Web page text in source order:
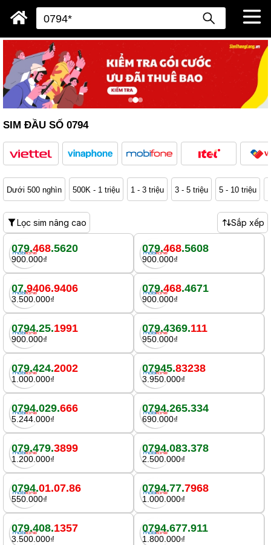
SIM ĐẦU SỐ 0794
Dưới 500 nghìn 500K - 1 triệu 1 - 3 triệu 3 - 5 triệu 5 - 10 triệu
Lọc sim nâng cao Sắp xếp
079.468.5620
900.000₫
079.468.5608
900.000₫
07.9406.9406
3.500.000₫
079.468.4671
900.000₫
0794.25.1991
900.000₫
079.4369.111
950.000₫
079.424.2002
1.000.000₫
07945.83238
3.950.000₫
0794.029.666
5.244.000₫
0794.265.334
690.000₫
079.479.3899
1.200.000₫
0794.083.378
2.500.000₫
0794.01.07.86
550.000₫
0794.77.7968
1.000.000₫
079.408.1357
3.500.000₫
0794.677.911
1.800.000₫